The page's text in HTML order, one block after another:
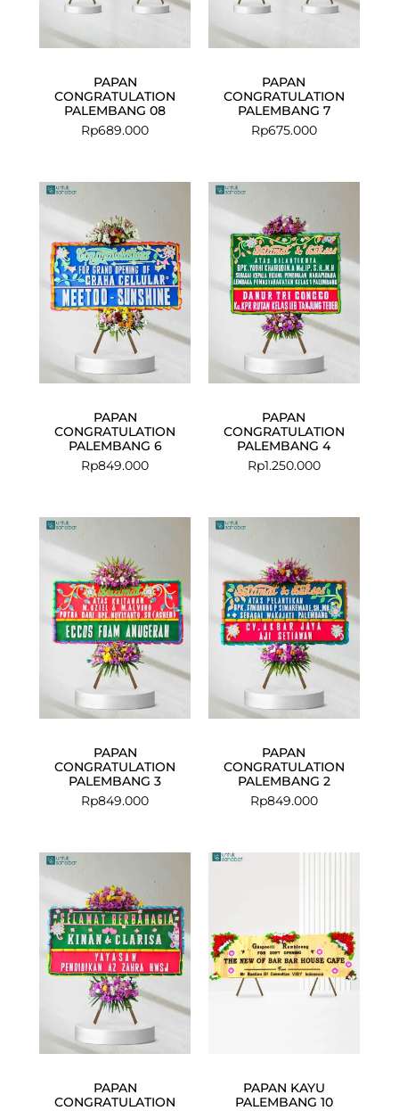
PAPAN
CONGRATULATION
PALEMBANG 08
Rp689.000
PAPAN
CONGRATULATION
PALEMBANG 7
Rp675.000
PAPAN
CONGRATULATION
PALEMBANG 6
Rp849.000
PAPAN
CONGRATULATION
PALEMBANG 4
Rp1.250.000
PAPAN
CONGRATULATION
PALEMBANG 3
Rp849.000
PAPAN
CONGRATULATION
PALEMBANG 2
Rp849.000
PAPAN
CONGRATULATION
PAPAN KAYU
PALEMBANG 10